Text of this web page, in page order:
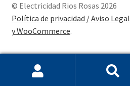
© Electricidad Rios Rosas 2026
Política de privacidad / Aviso Legal
y WooCommerce.